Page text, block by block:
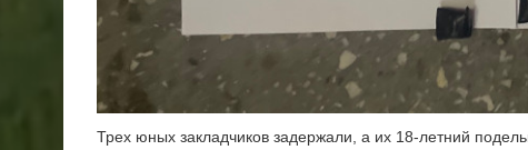
Трех юных закладчиков задержали, а их 18-летний